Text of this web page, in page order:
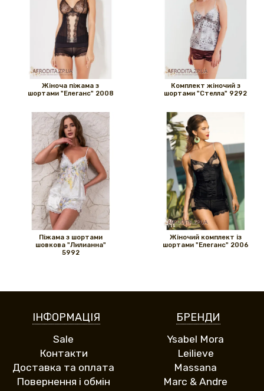
Жіноча піжама з
шортами "Елеганс" 2008
Комплект жіночий з
шортами "Стелла" 9292
Піжама з шортами
шовкова "Лилианна"
5992
Жіночий комплект із
шортами "Елеганс" 2006
ІНФОРМАЦІЯ
Sale
Контакти
Доставка та оплата
Повернення і обмін
БРЕНДИ
Ysabel Mora
Leilieve
Massana
Marc & Andre